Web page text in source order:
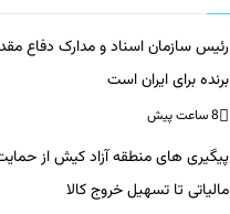
رئیس سازمان اسناد و مدارک دفاع
برنده برای ایران است
8 ساعت پیش
پیگیری های منطقه آزاد کیش از
مالیاتی تا تسهیل خروج کالا
8 ساعت پیش